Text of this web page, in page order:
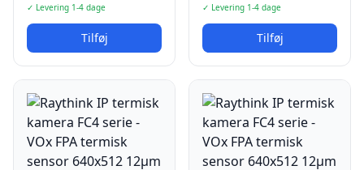
✓ Levering 1-4 dage
Tilføj
✓ Levering 1-4 dage
Tilføj